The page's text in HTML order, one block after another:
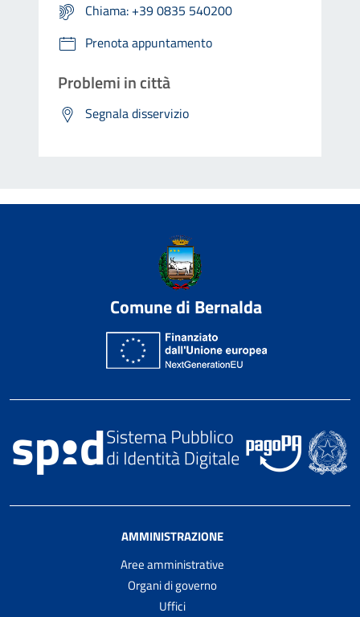
Chiama: +39 0835 540200
Prenota appuntamento
Problemi in città
Segnala disservizio
Comune di Bernalda
AMMINISTRAZIONE
Aree amministrative
Organi di governo
Uffici